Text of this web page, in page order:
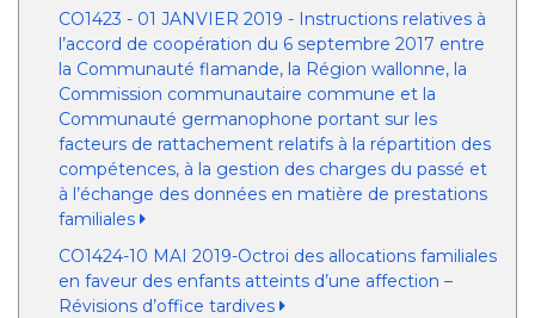
CO1423 - 01 JANVIER 2019 - Instructions relatives à
l’accord de coopération du 6 septembre 2017 entre
la Communauté flamande, la Région wallonne, la
Commission communautaire commune et la
Communauté germanophone portant sur les
facteurs de rattachement relatifs à la répartition des
compétences, à la gestion des charges du passé et
à l’échange des données en matière de prestations
familiales
CO1424-10 MAI 2019-Octroi des allocations familiales
en faveur des enfants atteints d’une affection –
Révisions d’office tardives